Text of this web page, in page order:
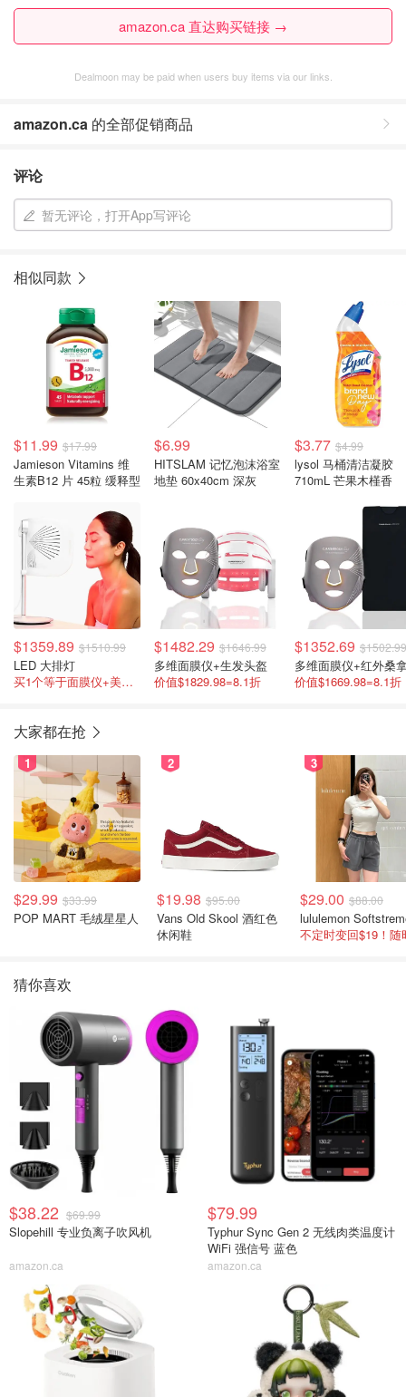
amazon.ca 直达购买链接 →
Dealmoon may be paid when users buy items via our links.
amazon.ca 的全部促销商品
评论
暂无评论，打开App写评论
相似同款
$11.99 $17.99
Jamieson Vitamins 维
生素B12 片 45粒 缓释型
$6.99
HITSLAM 记忆泡沫浴室
地垫 60x40cm 深灰
$3.77 $4.99
lysol 马桶清洁凝胶
710mL 芒果木槿香
$1359.89 $1510.99
LED 大排灯
买1个等于面膜仪+美颈仪+美体仪
$1482.29 $1646.99
多维面膜仪+生发头盔
价值$1829.98=8.1折
$1352.69 $1502.99
多维面膜仪+红外桑
价值$1669.98=8.1折
大家都在抢
1
$29.99 $33.99
POP MART 毛绒星星人
2
$19.98 $95.00
Vans Old Skool 酒红色
休闲鞋
3
$29.00 $88.00
猜你喜欢
$38.22 $69.99
Slopehill 专业负离子吹风机
amazon.ca
$79.99
Typhur Sync Gen 2 无线肉类温度计
WiFi 强信号 蓝色
amazon.ca